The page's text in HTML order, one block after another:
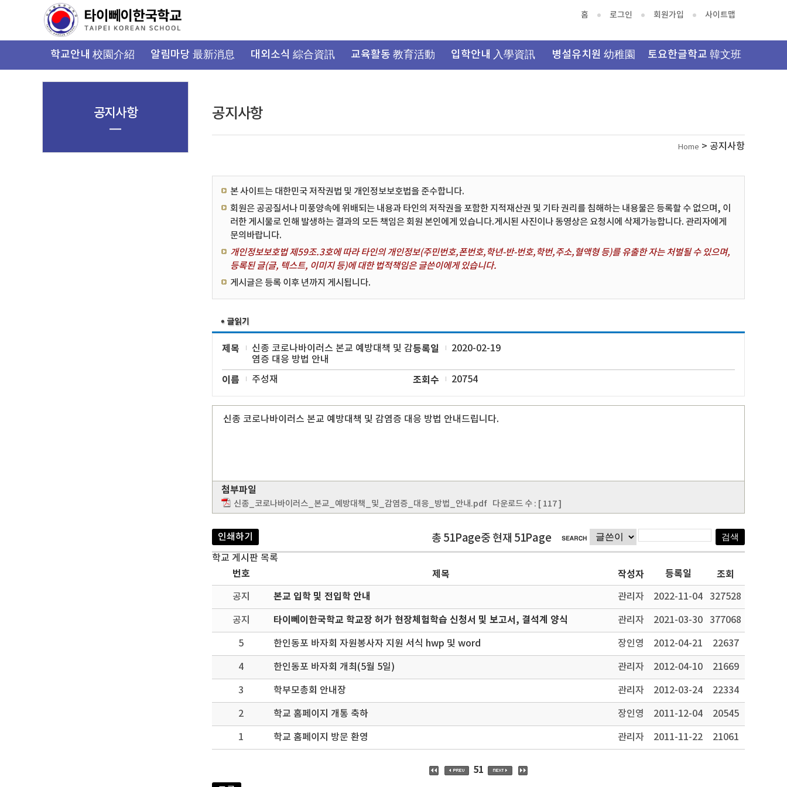
뉴
홈 로그인 회원가입 사이트맵
학교안내 校園介紹 알림마당 最新消息 대외소식 綜合資訊 교육활동 教育活動 입학안내 入學資訊 병설유치원 幼稚園 토요한글학교 韓文班
공지사항
Home > 공지사항
본 사이트는 대한민국 저작권법 및 개인정보보호법을 준수합니다.
회원은 공공질서나 미풍양속에 위배되는 내용과 타인의 저작권을 포함한 지적재산권 및 기타 권리를 침해하는 내용물은 등록할 수 없으며, 이
러한 게시물로 인해 발생하는 결과의 모든 책임은 회원 본인에게 있습니다.게시된 사진이나 동영상은 요청시에 삭제가능합니다. 관리자에게
문의바랍니다.
개인정보보호법 제59조.3호에 따라 타인의 개인정보(주민번호,폰번호,학년-반-번호,학번,주소,혈액형 등)를 유출한 자는 처벌될 수 있으며,
등록된 글(글, 텍스트, 이미지 등)에 대한 법적책임은 글쓴이에게 있습니다.
게시글은 등록 이후 년까지 게시됩니다.
제목
신종 코로나바이러스 본교 예방대책 및 감
염증 대응 방법 안내
등록일 2020-02-19
이름 주성재 조회수 20754
신종 코로나바이러스 본교 예방대책 및 감염증 대응 방법 안내드립니다.
첨부파일
신종_코로나바이러스_본교_예방대책_및_감염증_대응_방법_안내.pdf 다운로드 수 : [ 117 ]
인쇄하기 총 51Page중 현재 51Page
학교 게시판 목록
번호 제목 작성자 등록일 조회
공지 본교 입학 및 전입학 안내 관리자 2022-11-04 327528
공지 타이뻬이한국학교 학교장 허가 현장체험학습 신청서 및 보고서, 결석계 양식 관리자 2021-03-30 377068
5 한인동포 바자회 자원봉사자 지원 서식 hwp 및 word 장인영 2012-04-21 22637
4 한인동포 바자회 개최(5월 5일) 관리자 2012-04-10 21669
3 학부모총회 안내장 관리자 2012-03-24 22334
2 학교 홈페이지 개통 축하 장인영 2011-12-04 20545
1 학교 홈페이지 방문 환영 관리자 2011-11-22 21061
51
공지사항